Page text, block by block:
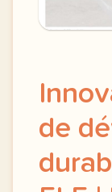
de